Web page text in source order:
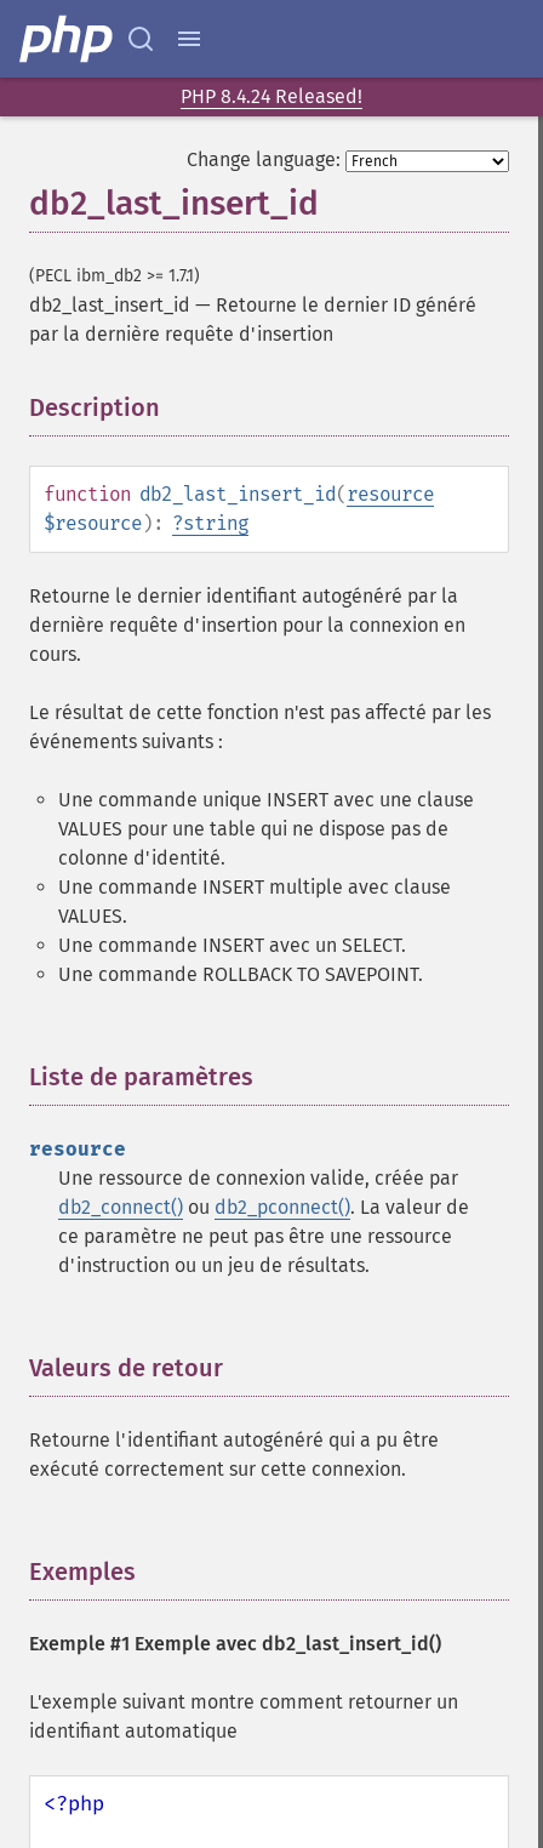
PHP 8.4.24 Released!
Change language:
db2_last_insert_id
(PECL ibm_db2 >= 1.7.1)
db2_last_insert_id — Retourne le dernier ID généré
par la dernière requête d'insertion
Description
function db2_last_insert_id(resource
$resource): ?string
Retourne le dernier identifiant autogénéré par la
dernière requête d'insertion pour la connexion en
cours.
Le résultat de cette fonction n'est pas affecté par les
événements suivants :
Une commande unique INSERT avec une clause
VALUES pour une table qui ne dispose pas de
colonne d'identité.
Une commande INSERT multiple avec clause
VALUES.
Une commande INSERT avec un SELECT.
Une commande ROLLBACK TO SAVEPOINT.
Liste de paramètres
resource
Une ressource de connexion valide, créée par
db2_connect() ou db2_pconnect(). La valeur de
ce paramètre ne peut pas être une ressource
d'instruction ou un jeu de résultats.
Valeurs de retour
Retourne l'identifiant autogénéré qui a pu être
exécuté correctement sur cette connexion.
Exemples
Exemple #1 Exemple avec db2_last_insert_id()
L'exemple suivant montre comment retourner un
identifiant automatique
<?php